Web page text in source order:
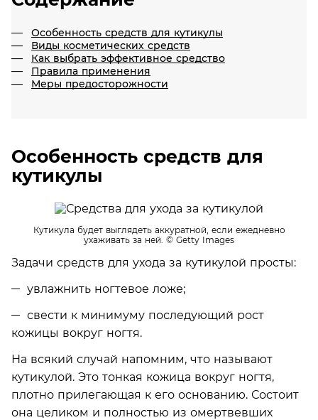
Особенность средств для кутикулы
Виды косметических средств
Как выбрать эффективное средство
Правила применения
Меры предосторожности
Особенность средств для
кутикулы
Кутикула будет выглядеть аккуратной, если ежедневно
ухаживать за ней. © Getty Images
Задачи средств для ухода за кутикулой просты:
увлажнить ногтевое ложе;
свести к минимуму последующий рост
кожицы вокруг ногтя.
На всякий случай напомним, что называют
кутикулой. Это тонкая кожица вокруг ногтя,
плотно прилегающая к его основанию. Состоит
она целиком и полностью из омертвевших